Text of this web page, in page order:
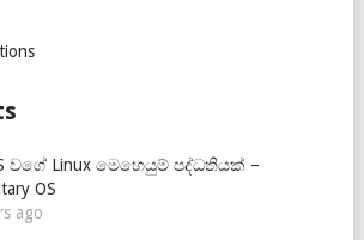
වගේ Linux මෙහෙයුම් පද්ධතියක් –
OS
ago